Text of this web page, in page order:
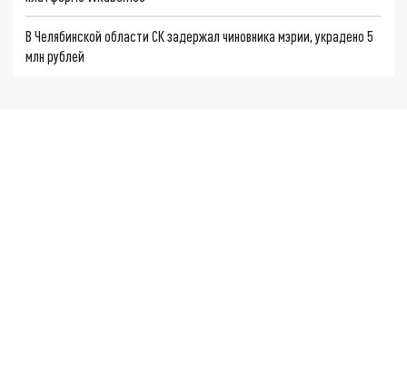
В Челябинской области СК задержал чиновника мэрии, украдено 5
млн рублей